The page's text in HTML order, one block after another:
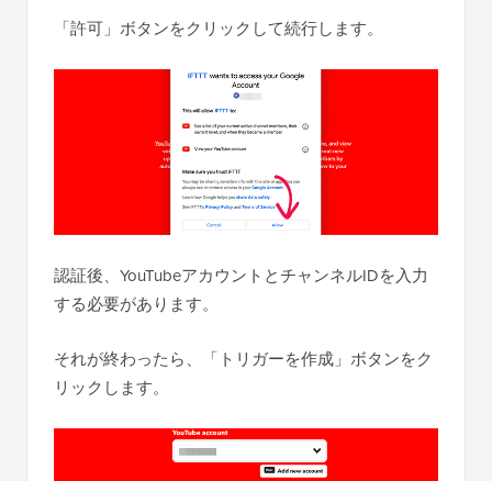
「許可」ボタンをクリックして続行します。
認証後、YouTubeアカウントとチャンネルIDを入力
する必要があります。
それが終わったら、「トリガーを作成」ボタンをク
リックします。